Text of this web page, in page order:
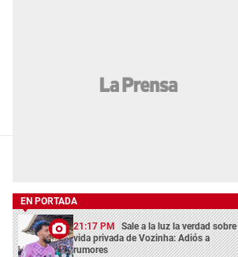
EN PORTADA
21:17 PM Sale a la luz la verdad sobre
vida privada de Vozinha: Adiós a
rumores